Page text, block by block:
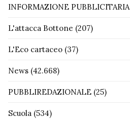
INFORMAZIONE PUBBLICITARIA
L'attacca Bottone (207)
L'Eco cartaceo (37)
News (42.668)
PUBBLIREDAZIONALE (25)
Scuola (534)